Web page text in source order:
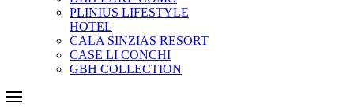
PLINIUS LIFESTYLE
HOTEL
CALA SINZIAS RESORT
CASE LI CONCHI
GBH COLLECTION